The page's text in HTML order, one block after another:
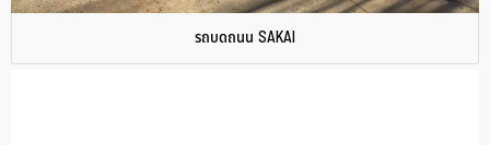
รถบดถนน SAKAI